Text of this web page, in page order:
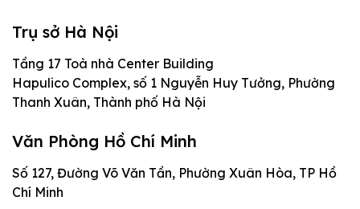
Website mẫu thường phù hợp khi doanh
nghiệp cần ra mắt nhanh, ngân sách gọn và
chức năng không quá đặc thù. Bạn chọn
một giao diện có sẵn, thay đổi nội dung,
cấu hình vài phần cơ bản rồi đưa vào sử
dụng. Cách này tiết kiệm thời gian, nhưng
hàng riêng, bộ lọc sản phẩm phức tạp, phân
quyền quản trị, tích hợp CRM hoặc một hành
Website theo yêu cầu đi từ bài toán trước,
giao diện sau. Đơn vị triển khai cần hiểu
người dùng mục tiêu, mục tiêu chuyển đổi,
Trụ sở Hà Nội
Tầng 17 Toà nhà Center Building
Hapulico Complex, số 1 Nguyễn Huy Tưởng, Phường
Thanh Xuân, Thành phố Hà Nội
Văn Phòng Hồ Chí Minh
Số 127, Đường Võ Văn Tần, Phường Xuân Hòa, TP Hồ
Chí Minh